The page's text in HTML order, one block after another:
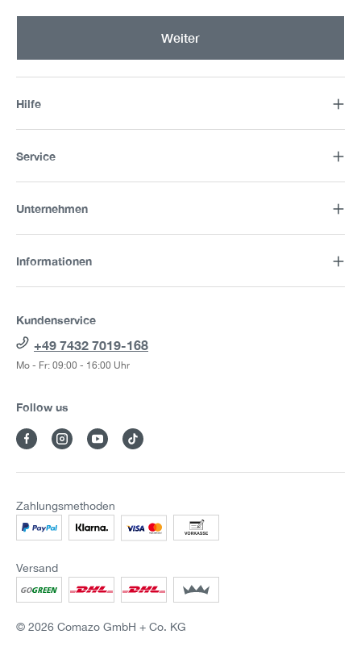
Weiter
Hilfe
Service
Unternehmen
Informationen
Kundenservice
+49 7432 7019-168
Mo - Fr: 09:00 - 16:00 Uhr
Follow us
Zahlungsmethoden
Versand
© 2026 Comazo GmbH + Co. KG